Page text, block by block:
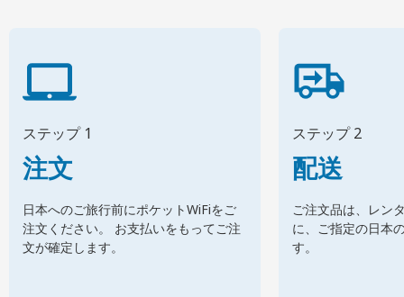
ステップ 1
注文
日本へのご旅行前にポケットWiFiをご
注文ください。 お支払いをもってご注
文が確定します。
ステップ 2
配送
ご注文品は、レン
に、ご指定の日本
す。